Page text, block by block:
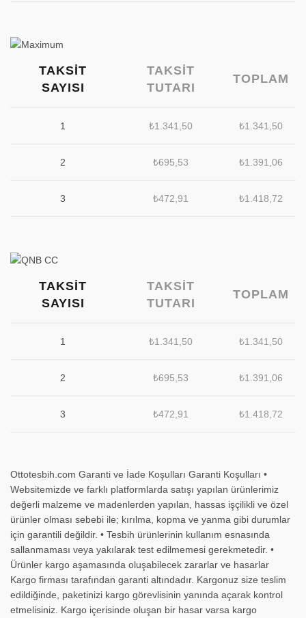
TAKSIT
SAYISI
TAKSIT
TUTARI
TOPLAM
1 ₺1.341,50 ₺1.341,50
2 ₺695,53 ₺1.391,06
3 ₺472,91 ₺1.418,72
TAKSIT
SAYISI
TAKSIT
TUTARI
TOPLAM
1 ₺1.341,50 ₺1.341,50
2 ₺695,53 ₺1.391,06
3 ₺472,91 ₺1.418,72
Ottotesbih.com Garanti ve İade Koşulları Garanti Koşulları •
Websitemizde ve farklı platformlarda satışı yapılan ürünlerimiz
değerli malzeme ve madenlerden yapılan, hassas işçilikli ve özel
ürünler olması sebebi ile; kırılma, kopma ve yanma gibi durumlar
için garantili değildir. • Tesbih ürünlerinin kullanım esnasında
sallanmaması veya yakılarak test edilmemesi gerekmetedir. •
Ürünler kargo aşamasında oluşabilecek zararlar ve hasarlar
Kargo firması tarafından garanti altındadır. Kargonuz size teslim
edildiğinde, paketinizi kargo görevlisinin yanında açarak kontrol
etmelisiniz. Kargo içerisinde oluşan bir hasar varsa kargo